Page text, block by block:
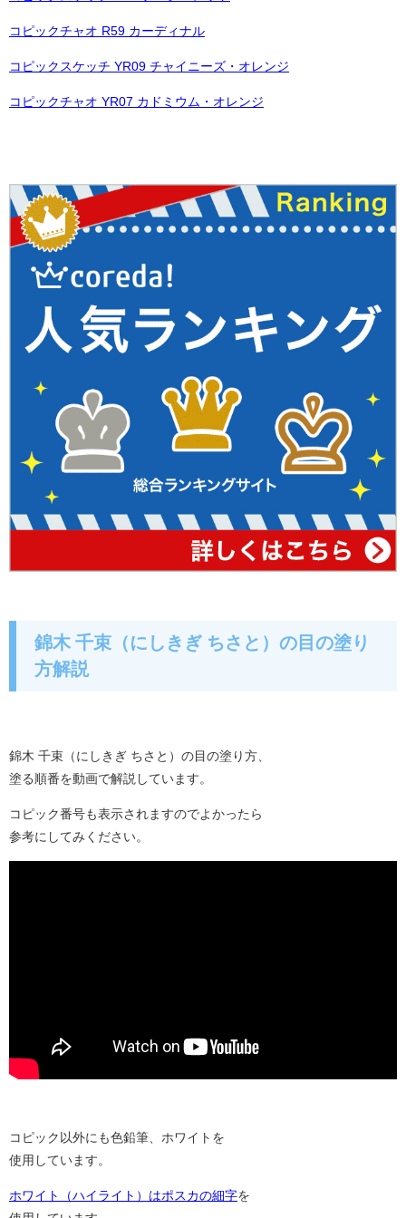
コピックチャオ R59 カーディナル
コピックスケッチ YR09 チャイニーズ・オレンジ
コピックチャオ YR07 カドミウム・オレンジ
錦木 千束（にしきぎ ちさと）の目の塗り
方解説
錦木 千束（にしきぎ ちさと）の目の塗り方、
塗る順番を動画で解説しています。
コピック番号も表示されますのでよかったら
参考にしてみください。
コピック以外にも色鉛筆、ホワイトを
使用しています。
ホワイト（ハイライト）はポスカの細字を